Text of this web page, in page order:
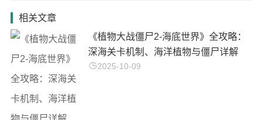
相关文章
《植物大战僵尸2-海底世界》全攻略：
深海关卡机制、海洋植物与僵尸详解
2025-10-09